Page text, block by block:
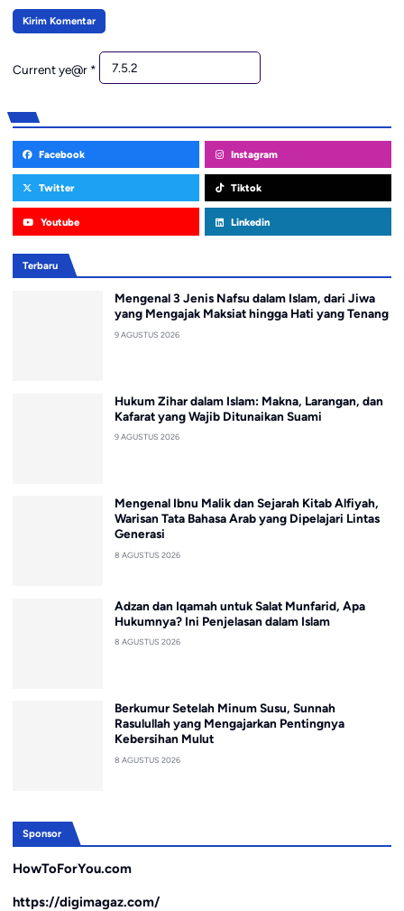
Current ye@r *
Facebook Instagram
Twitter Tiktok
Youtube Linkedin
Terbaru
Mengenal 3 Jenis Nafsu dalam Islam, dari Jiwa
yang Mengajak Maksiat hingga Hati yang Tenang
9 AGUSTUS 2026
Hukum Zihar dalam Islam: Makna, Larangan, dan
Kafarat yang Wajib Ditunaikan Suami
9 AGUSTUS 2026
Mengenal Ibnu Malik dan Sejarah Kitab Alfiyah,
Warisan Tata Bahasa Arab yang Dipelajari Lintas
Generasi
8 AGUSTUS 2026
Adzan dan Iqamah untuk Salat Munfarid, Apa
Hukumnya? Ini Penjelasan dalam Islam
8 AGUSTUS 2026
Berkumur Setelah Minum Susu, Sunnah
Rasulullah yang Mengajarkan Pentingnya
Kebersihan Mulut
8 AGUSTUS 2026
Sponsor
HowToForYou.com
https://digimagaz.com/